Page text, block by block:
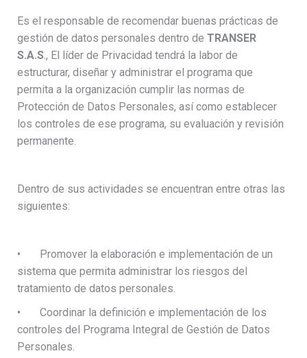
Es el responsable de recomendar buenas prácticas de
gestión de datos personales dentro de TRANSER
S.A.S., El líder de Privacidad tendrá la labor de
estructurar, diseñar y administrar el programa que
permita a la organización cumplir las normas de
Protección de Datos Personales, así como establecer
los controles de ese programa, su evaluación y revisión
permanente.
Dentro de sus actividades se encuentran entre otras las
siguientes:
• Promover la elaboración e implementación de un
sistema que permita administrar los riesgos del
tratamiento de datos personales.
• Coordinar la definición e implementación de los
controles del Programa Integral de Gestión de Datos
Personales.